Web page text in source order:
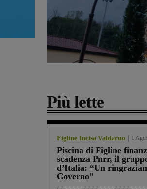
Più lette
Figline Incisa Valdarno 1
Piscina di Figline
scadenza Pnrr, il
d’Italia: “Un
Governo”